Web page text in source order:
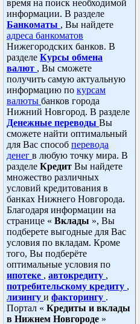
время на поиск необходимой
информации. В разделе
Банкоматы , Вы найдете
адреса банкоматов
Нижегородских банков. В
разделе Курсы обмена
валют , Вы сможете
получить самую актуальную
информацию по курсам
валюты банков города
Нижний Новгород. В разделе
Денежные переводы Вы
сможете найти оптимальный
для Вас способ перевода
денег в любую точку мира. В
разделе Кредит Вы найдете
множество различных
условий кредитования в
банках Нижнего Новгорода.
Благодаря информации на
странице « Вклады », Вы
подберете выгодные для Вас
условия по вкладам. Кроме
того, Вы подберёте
оптимальные условия по
ипотеке , автокредиту ,
потребительскому кредиту ,
лизингу и факторингу .
Портал « Кредиты и вклады
в Нижнем Новгороде »